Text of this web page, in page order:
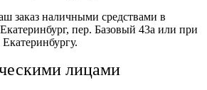
заказ наличными средствами в
пер. Базовый 43а или при
лицами